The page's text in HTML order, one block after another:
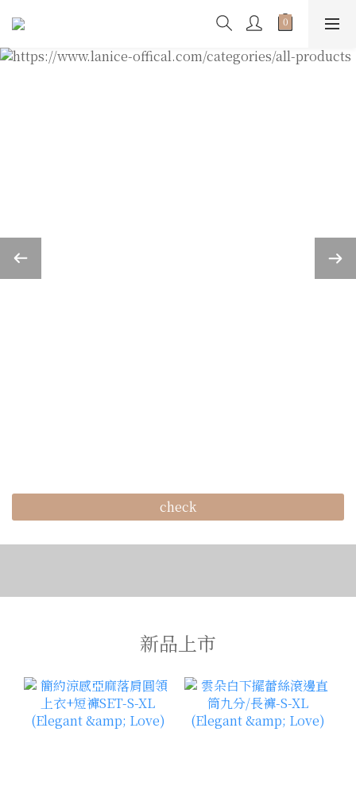
check
新品上市